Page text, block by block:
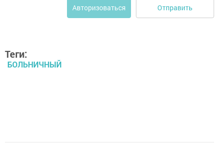
Авторизоваться Отправить
Теги:
БОЛЬНИЧНЫЙ